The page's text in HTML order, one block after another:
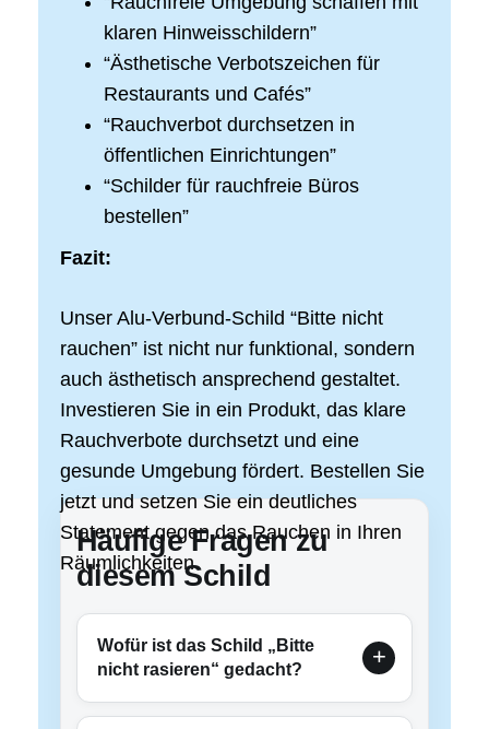
klaren Hinweisschildern”
“Ästhetische Verbotszeichen für
Restaurants und Cafés”
“Rauchverbot durchsetzen in
öffentlichen Einrichtungen”
“Schilder für rauchfreie Büros
bestellen”
Fazit:
Unser Alu-Verbund-Schild “Bitte nicht
rauchen” ist nicht nur funktional, sondern
auch ästhetisch ansprechend gestaltet.
Investieren Sie in ein Produkt, das klare
Rauchverbote durchsetzt und eine
gesunde Umgebung fördert. Bestellen Sie
jetzt und setzen Sie ein deutliches
Statement gegen das Rauchen in Ihren
Räumlichkeiten.
Häufige Fragen zu
diesem Schild
Wofür ist das Schild „Bitte
nicht rasieren“ gedacht?